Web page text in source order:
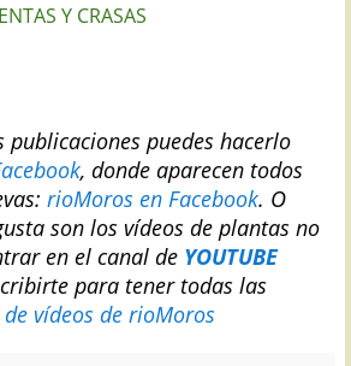
Y CRASAS
publicaciones puedes hacerlo
, donde aparecen todos
rioMoros en Facebook. O
son los vídeos de plantas no
en el canal de YOUTUBE
para tener todas las
de vídeos de rioMoros